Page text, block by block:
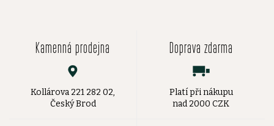
Kamenná prodejna
Kollárova 221 282 02,
Český Brod
Doprava zdarma
Platí při nákupu
nad 2000 CZK